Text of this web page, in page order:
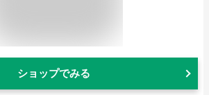
ショップでみる